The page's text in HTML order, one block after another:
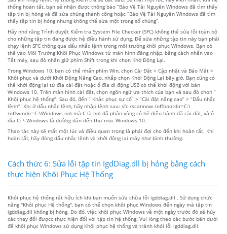
thống hoàn tất, bạn sẽ nhận được thông báo “Bảo Vệ Tài Nguyên Windows đã tìm thấy
tập tin bị hỏng và đã sửa chúng thành công hoặc “Bảo Vệ Tài Nguyên Windows đã tìm
thấy tập tin bị hỏng nhưng không thể sửa một trong số chúng”.
Hãy nhớ rằng Trình duyệt Kiểm tra System File Checker (SFC) không thể sửa lỗi toàn bộ
cho những tập tin đang được hệ điều hành sử dụng. Để sửa những tập tin này bạn phải
chạy lệnh SFC thông qua dấu nhắc lệnh trong môi trường khôi phục Windows. Bạn có
thể vào Môi Trường Khôi Phục Windows từ màn hình đăng nhập, bằng cách nhấn vào
Tắt máy, sau đó nhấn giữ phím Shift trong khi chọn Khở Động Lại.
Trong Windows 10, bạn có thể nhấn phím Win, chọn Cài Đặt > Cập nhật và Bảo Mật >
Khôi phục và dưới Khởi Động Nâng Cao, nhấp chọn Khởi Động Lại bây giờ. Bạn cũng có
thể khởi động lại từ đĩa cài đặt hoặc ổ đĩa di động USB có thể khởi động với bản
Windows 10. Trên màn hình cài đặt, chọn ngôn ngữ ưa thích của bạn và sau đó chon “
Khôi phục hệ thống”. Sau đó, đến “ Khắc phục sự cố” > “Cài đặt nâng cao” > “Dấu nhắc
lệnh”. Khi ở dấu nhắc lệnh, hãy nhập lệnh sau: sfc /scannow /offbootdir=C:\
/offwindir=C:\Windows nơi mà C là nơi đã phân vùng có hệ điều hành đã cài đặt, và ổ
đĩa C: \ Windows là đường dẫn đến thư mục Windows 10.
Thao tác này sẽ mất một lúc và điều quan trọng là phải đợi cho đến khi hoàn tất. Khi
hoàn tất, hãy đóng dấu nhắc lệnh và khởi động lại máy như bình thường.
Cách thức 6: Sửa lỗi tập tin IgdDiag.dll bị hỏng bằng cách
thực hiện Khôi Phục Hệ Thống
Khôi phục hệ thống rất hữu ích khi bạn muốn sửa chữa lỗi igddiag.dll . Sử dụng chức
năng "Khôi phục Hệ thống", bạn có thể chọn khôi phục Windows đến ngày mà tập tin
igddiag.dll không bị hỏng. Do đó, việc khôi phục Windows về một ngày trước đó sẽ hủy
các thay đổi đượcc thực hiện đối với tập tin hệ thống. Vui lòng theo các bước bên dưới
để khôi phục Windows sử dụng Khôi phục hệ thống và tránh khỏi lỗi igddiag.dll.